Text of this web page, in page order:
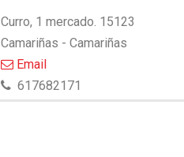
Curro, 1 mercado. 15123
Camariñas - Camariñas
Email
617682171